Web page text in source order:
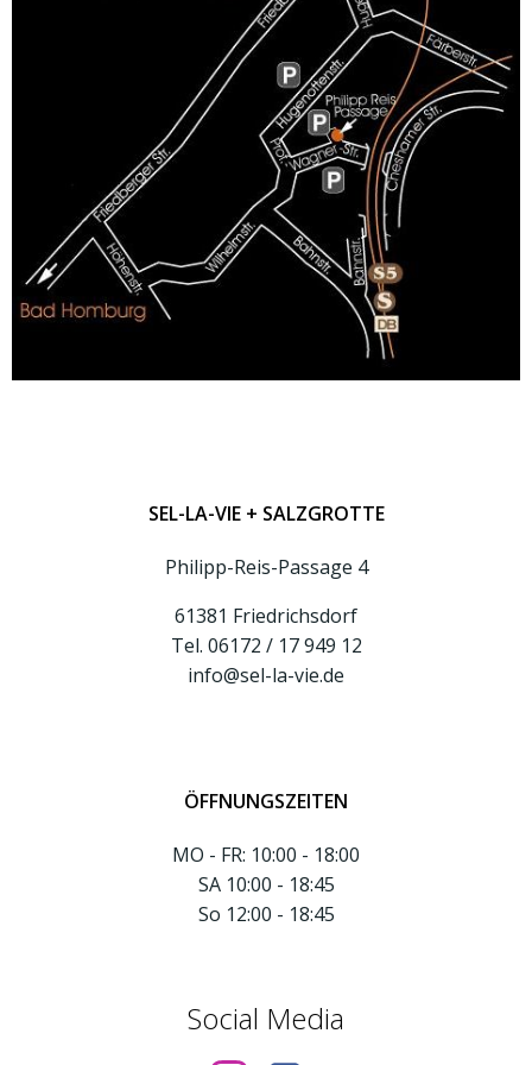
SEL-LA-VIE + SALZGROTTE
Philipp-Reis-Passage 4
61381 Friedrichsdorf
Tel. 06172 / 17 949 12
info@sel-la-vie.de
ÖFFNUNGSZEITEN
MO - FR: 10:00 - 18:00
SA 10:00 - 18:45
So 12:00 - 18:45
Social Media